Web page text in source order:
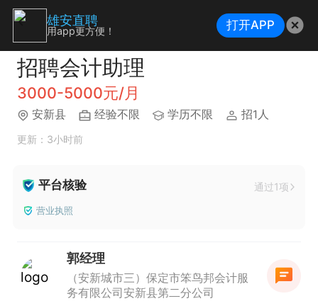
招聘会计助理
3000-5000元/月
安新县 经验不限 学历不限 招1人
更新：3小时前
平台核验 通过1项
营业执照
郭经理
（安新城市三）保定市笨鸟邦会计服
务有限公司安新县第二分公司
雄安直聘
用app更方便！ 打开APP